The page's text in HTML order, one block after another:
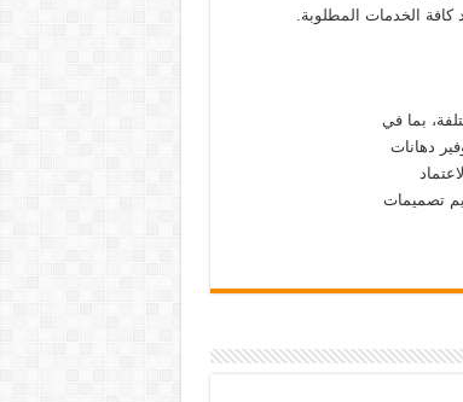
كافة الخدمات المطلوبة.
بما في
دهانات
تصميمات